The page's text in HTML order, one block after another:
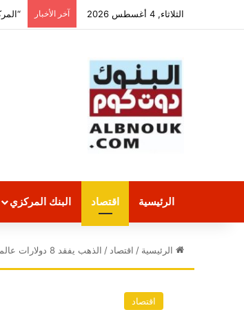
الثلاثاء, 4 أغسطس 2026 آخر الأخبار “المركزى”: 190.5 تريليون جنيه قيمة
الرئيسية اقتصاد البنك المركزي
الرئيسية / اقتصاد / الذهب يفقد 8 دولارات عالميًا..وعيار 21 يهبط إلى 692
اقتصاد